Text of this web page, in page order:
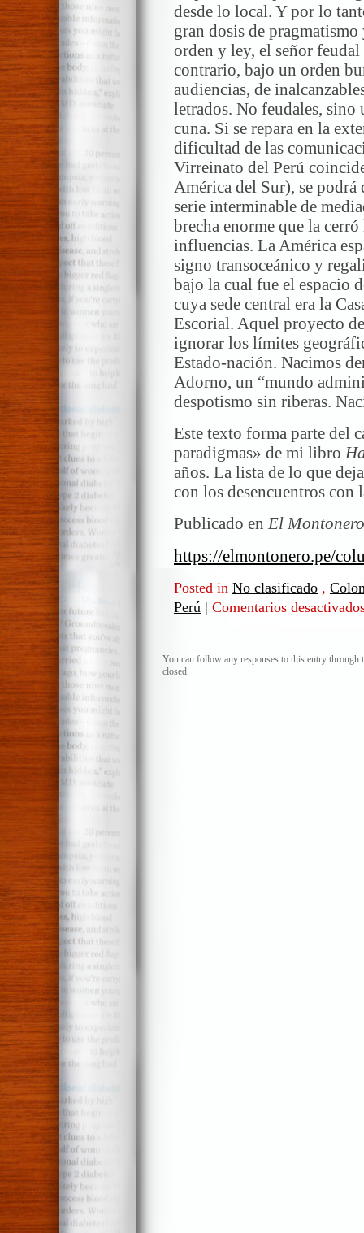
desde lo local. Y por lo
gran dosis de
orden y ley, el señor
contrario, bajo un orden
audiencias, de
letrados. No feudales, sino
cuna. Si se repara en la
dificultad de las
Virreinato del Perú
América del Sur), se
serie interminable de
brecha enorme que la
influencias. La América
signo transoceánico y
bajo la cual fue el espacio
cuya sede central era la
Escorial. Aquel proyecto
ignorar los límites
Estado-nación. Nacimos
Adorno, un “mundo
despotismo sin riberas.
Este texto forma parte del
paradigmas» de mi libro
años. La lista de lo que
con los desencuentros con
Publicado en El
https://elmontonero.pe/
Posted in No clasificado ,
Perú | Comentarios
You can follow any responses to this entry through
closed.